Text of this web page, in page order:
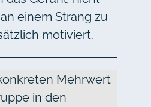
einem Strang zu
motiviert.
Mehrwert
in den